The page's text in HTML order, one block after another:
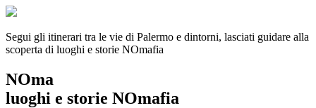
Segui gli itinerari tra le vie di Palermo e dintorni, lasciati guidare alla
scoperta di luoghi e storie NOmafia
NOma
luoghi e storie NOmafia